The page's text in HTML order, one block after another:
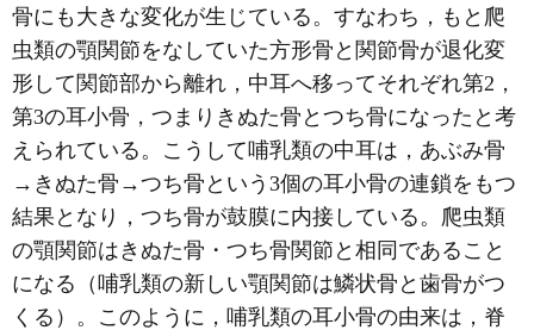
骨にも大きな変化が生じている。すなわち，もと爬
虫類の顎関節をなしていた方形骨と関節骨が退化変
形して関節部から離れ，中耳へ移ってそれぞれ第2，
第3の耳小骨，つまりきぬた骨とつち骨になったと考
えられている。こうして哺乳類の中耳は，あぶみ骨
→きぬた骨→つち骨という3個の耳小骨の連鎖をもつ
結果となり，つち骨が鼓膜に内接している。爬虫類
の顎関節はきぬた骨・つち骨関節と相同であること
になる（哺乳類の新しい顎関節は鱗状骨と歯骨がつ
くる）。このように，哺乳類の耳小骨の由来は，脊